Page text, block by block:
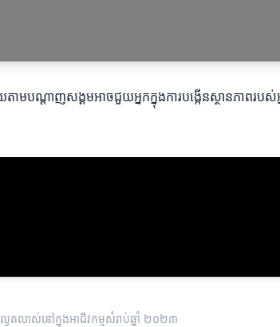
មបណ្ដាញសង្គមអាចជួយអ្នកក្នុងការបង្កើនស្ថានភាពរប
លាស់នៅក្នុងអាជីវកម្មសំរាប់ឆ្នាំ ២០២៣